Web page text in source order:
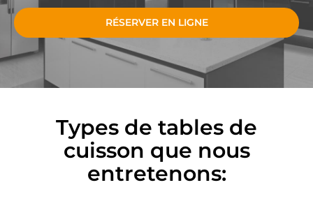
RÉSERVER EN LIGNE
Types de tables de
cuisson que nous
entretenons: